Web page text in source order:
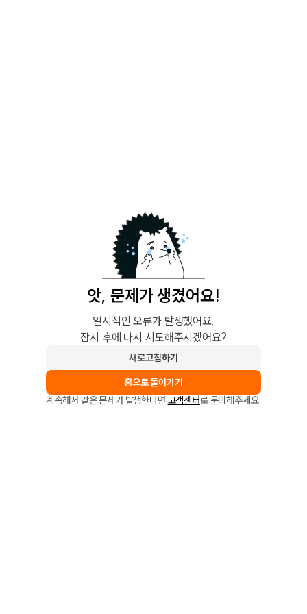
앗, 문제가 생겼어요!
일시적인 오류가 발생했어요.
잠시 후에 다시 시도해주시겠어요?
새로고침하기
홈으로 돌아가기
계속해서 같은 문제가 발생한다면 고객센터로 문의해주세요.